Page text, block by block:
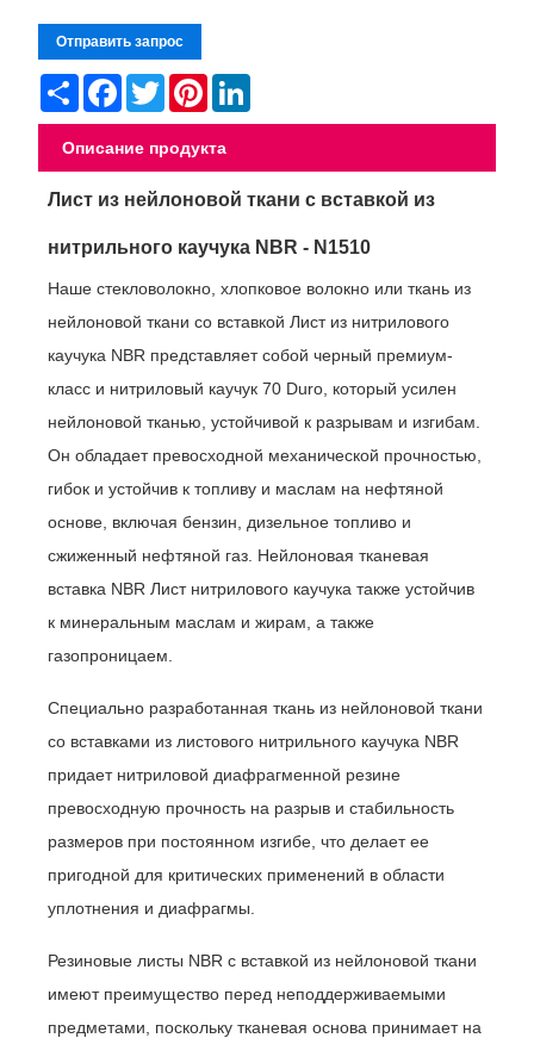
Отправить запрос
Share Facebook
TwitterPinterest
Описание продукта
Лист из нейлоновой ткани с вставкой из
нитрильного каучука NBR - N1510
Наше стекловолокно, хлопковое волокно или ткань из
нейлоновой ткани со вставкой Лист из нитрилового
каучука NBR представляет собой черный премиум-
класс и нитриловый каучук 70 Duro, который усилен
нейлоновой тканью, устойчивой к разрывам и изгибам.
Он обладает превосходной механической прочностью,
гибок и устойчив к топливу и маслам на нефтяной
основе, включая бензин, дизельное топливо и
сжиженный нефтяной газ. Нейлоновая тканевая
вставка NBR Лист нитрилового каучука также устойчив
к минеральным маслам и жирам, а также
газопроницаем.
Специально разработанная ткань из нейлоновой ткани
со вставками из листового нитрильного каучука NBR
придает нитриловой диафрагменной резине
превосходную прочность на разрыв и стабильность
размеров при постоянном изгибе, что делает ее
пригодной для критических применений в области
уплотнения и диафрагмы.
Резиновые листы NBR с вставкой из нейлоновой ткани
имеют преимущество перед неподдерживаемыми
предметами, поскольку тканевая основа принимает на